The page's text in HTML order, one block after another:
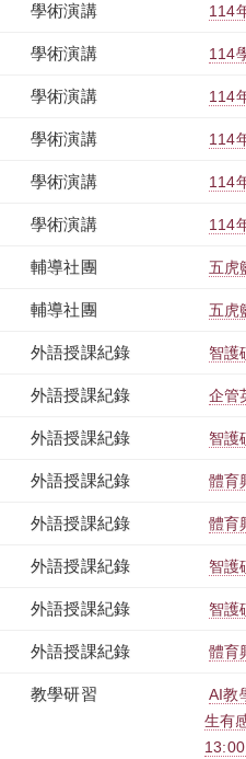
學術演講 114
學術演講 114
學術演講 114
學術演講 114
學術演講 114
學術演講 114
輔導社團 五虎
輔導社團 五虎
外語授課紀錄 智護
外語授課紀錄 企管
外語授課紀錄 智護
外語授課紀錄 體育
外語授課紀錄 體育
外語授課紀錄 智護
外語授課紀錄 智護
外語授課紀錄 體育
教學研習
AI教
生有